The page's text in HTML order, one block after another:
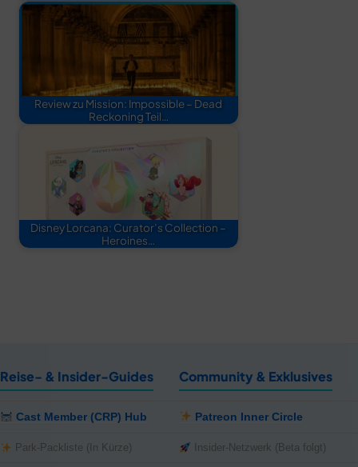
Review zu Mission: Impossible – Dead
Reckoning Teil…
Disney Lorcana: Curator’s Collection –
Heroines…
Reise- & Insider-Guides
Cast Member (CRP) Hub
Park-Packliste (In Kürze)
Community & Exklusives
Patreon Inner Circle
Insider-Netzwerk (Beta folgt)